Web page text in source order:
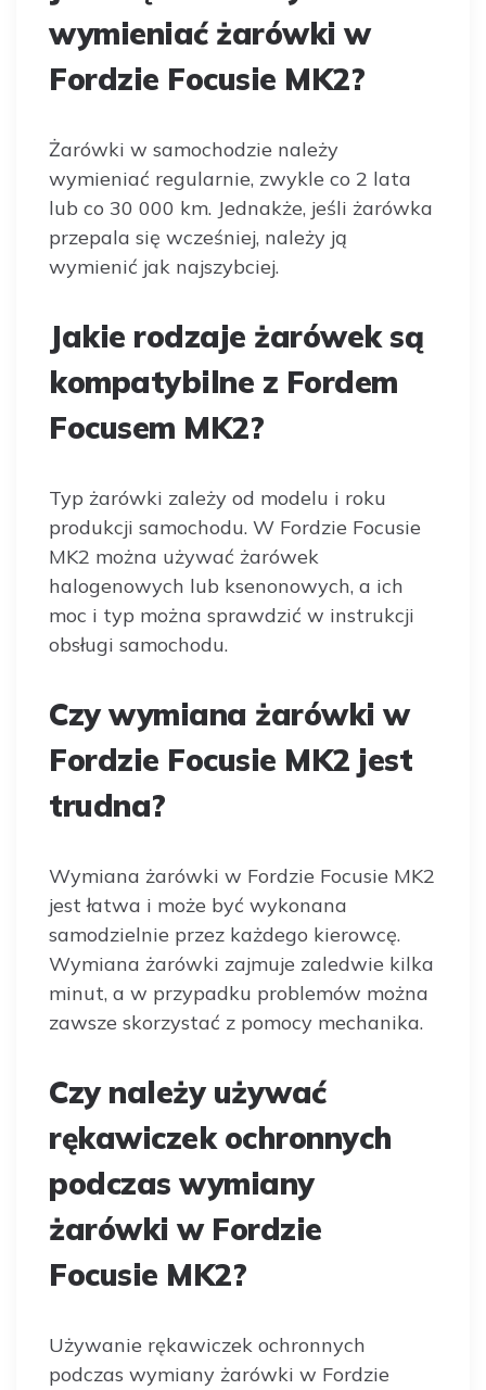
wymieniać żarówki w
Fordzie Focusie MK2?
Żarówki w samochodzie należy
wymieniać regularnie, zwykle co 2 lata
lub co 30 000 km. Jednakże, jeśli żarówka
przepala się wcześniej, należy ją
wymienić jak najszybciej.
Jakie rodzaje żarówek są
kompatybilne z Fordem
Focusem MK2?
Typ żarówki zależy od modelu i roku
produkcji samochodu. W Fordzie Focusie
MK2 można używać żarówek
halogenowych lub ksenonowych, a ich
moc i typ można sprawdzić w instrukcji
obsługi samochodu.
Czy wymiana żarówki w
Fordzie Focusie MK2 jest
trudna?
Wymiana żarówki w Fordzie Focusie MK2
jest łatwa i może być wykonana
samodzielnie przez każdego kierowcę.
Wymiana żarówki zajmuje zaledwie kilka
minut, a w przypadku problemów można
zawsze skorzystać z pomocy mechanika.
Czy należy używać
rękawiczek ochronnych
podczas wymiany
żarówki w Fordzie
Focusie MK2?
Używanie rękawiczek ochronnych
podczas wymiany żarówki w Fordzie